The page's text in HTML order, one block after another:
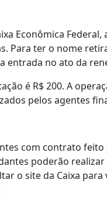
Econômica
Para ter o nome
entrada no ato da
é R$ 200. A
pelos agentes
com contrato
poderão
o site da Caixa